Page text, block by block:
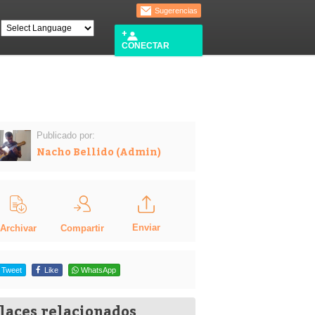
Sugerencias
CONECTAR
Publicado por:
Nacho Bellido (Admin)
Archivar Compartir Enviar
Tweet Like WhatsApp
relacionados